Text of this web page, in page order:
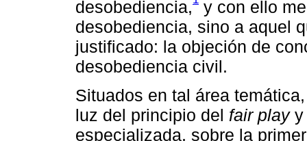
desobediencia,
y con ello
desobediencia, sino a aquel
justificado: la objeción de
desobediencia civil.
Situados en tal área
luz del principio del fair playy
especializada, sobre la